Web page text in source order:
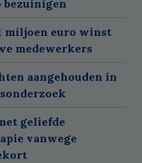
bezuinigen
miljoen euro winst
medewerkers
aangehouden in
geliefde
vanwege